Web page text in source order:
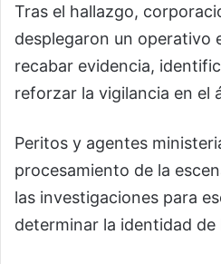
Tras el hallazgo,
desplegaron un operativo
recabar evidencia,
reforzar la vigilancia en el
Peritos y agentes
procesamiento de la
las investigaciones para
determinar la identidad de